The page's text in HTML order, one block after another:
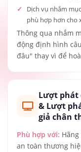
Dịch vụ nhắm
phù hợp hơn cho
Thông qua nhắm
động định hình
đâu" thay vì để
Lượt phát
& Lượt
giả chân
Phù hợp với:
an toàn thương